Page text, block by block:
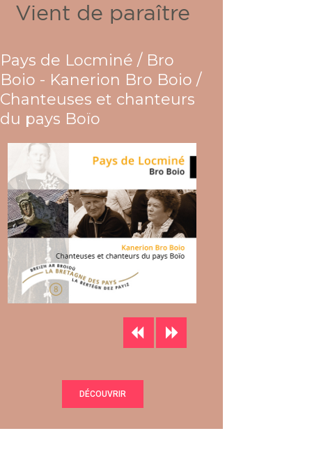
Vient de paraître
Pays de Locminé / Bro
Boio - Kanerion Bro Boio /
Chanteuses et chanteurs
du pays Boïo
DÉCOUVRIR